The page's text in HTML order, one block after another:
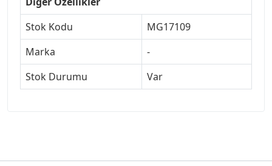
Stok Kodu
MG17109
Marka
-
Stok Durumu
Var